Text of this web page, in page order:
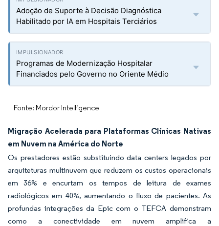
Adoção de Suporte à Decisão Diagnóstica
Habilitado por IA em Hospitais Terciários
Programas de Modernização Hospitalar
Financiados pelo Governo no Oriente Médio
Fonte: Mordor Intelligence
Migração Acelerada para Plataformas Clínicas Nativas
em Nuvem na América do Norte
Os prestadores estão substituindo data centers legados por
arquiteturas multinuvem que reduzem os custos operacionais
em 36% e encurtam os tempos de leitura de exames
radiológicos em 40%, aumentando o fluxo de pacientes. As
profundas integrações da Epic com o TEFCA demonstram
como a conectividade em nuvem amplifica a